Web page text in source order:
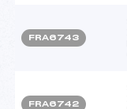
FRA6743
FRA6742